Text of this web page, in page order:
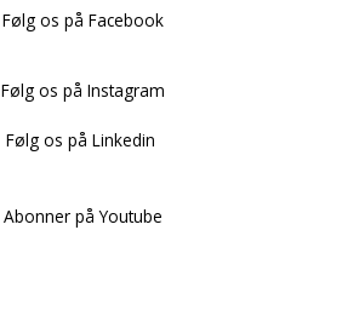
Følg os på Facebook
Følg os på Instagram
Følg os på Linkedin
Abonner på Youtube